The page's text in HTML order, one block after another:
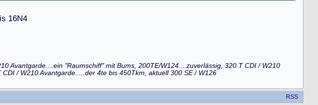
is 16N4
Avantgarde....ein "Raumschiff" mit Bums, 200TE/W124....zuverlässig, 320 T CDI / W210
/ W210 Avantgarde.....der 4te bis 450Tkm, aktuell 300 SE / W126
RSS